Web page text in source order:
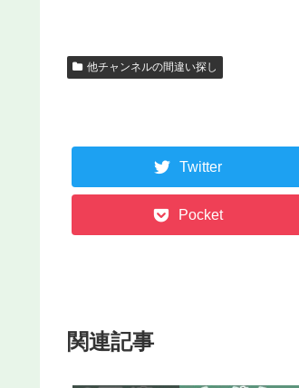
他チャンネルの間違い探し
Twitter
Pocket
関連記事